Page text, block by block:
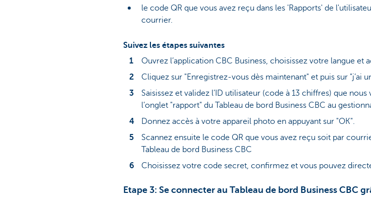
le code QR que vous avez reçu dans les 'Rapports' de
courrier.
Suivez les étapes suivantes
Ouvrez l’application CBC Business, choisissez votre langue et
Cliquez sur "Enregistrez-vous dès maintenant" et puis sur "j’ai
Saisissez et validez l’ID utilisateur (code à 13 chiffres) que
l’onglet "rapport" du Tableau de bord Business CBC au
Donnez accès à votre appareil photo en appuyant sur "OK".
Scannez ensuite le code QR que vous avez reçu soit par
Tableau de bord Business CBC
Choisissez votre code secret, confirmez et vous pouvez
Etape 3: Se connecter au Tableau de bord Business CBC